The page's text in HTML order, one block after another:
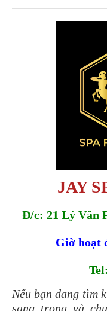
JAY
Đ/c: 21 Lý Văn
Giờ hoạt
Tel:
Nếu bạn đang tìm
sang trọng và